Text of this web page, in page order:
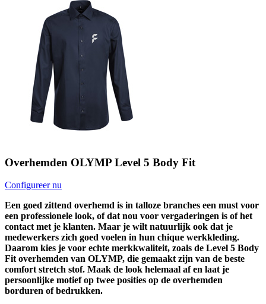
Overhemden OLYMP Level 5 Body Fit
Configureer nu
Een goed zittend overhemd is in talloze branches een must voor
een professionele look, of dat nou voor vergaderingen is of het
contact met je klanten. Maar je wilt natuurlijk ook dat je
medewerkers zich goed voelen in hun chique werkkleding.
Daarom kies je voor echte merkkwaliteit, zoals de Level 5 Body
Fit overhemden van OLYMP, die gemaakt zijn van de beste
comfort stretch stof. Maak de look helemaal af en laat je
persoonlijke motief op twee posities op de overhemden
borduren of bedrukken.